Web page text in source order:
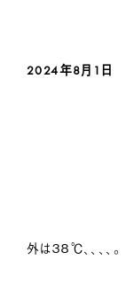
2024年8月1日
外は３８℃、、、、。